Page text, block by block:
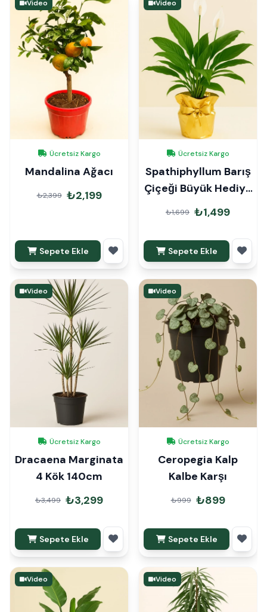
Video
Ücretsiz Kargo
Mandalina Ağacı
₺2,399 ₺2,199
Sepete Ekle
Video
Ücretsiz Kargo
Spathiphyllum Barış
Çiçeği Büyük Hediye
Paketli
₺1,699 ₺1,499
Sepete Ekle
Video
Ücretsiz Kargo
Dracaena Marginata
4 Kök 140cm
₺3,499 ₺3,299
Sepete Ekle
Video
Ücretsiz Kargo
Ceropegia Kalp
Kalbe Karşı
₺999 ₺899
Sepete Ekle
Video Video